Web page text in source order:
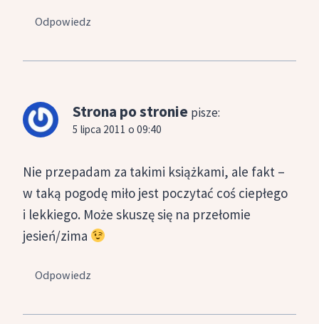
Odpowiedz
Strona po stronie pisze:
5 lipca 2011 o 09:40
Nie przepadam za takimi książkami, ale fakt –
w taką pogodę miło jest poczytać coś ciepłego
i lekkiego. Może skuszę się na przełomie
jesień/zima
Odpowiedz